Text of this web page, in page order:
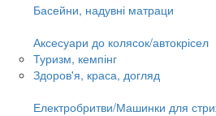
Басейни, надувні матраци
Аксесуари до колясок/автокрісел
Туризм, кемпінг
Здоров'я, краса, догляд
Електробритви/Машинки для